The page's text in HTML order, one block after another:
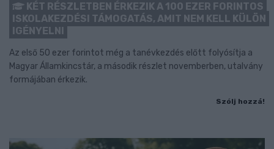
KÉT RÉSZLETBEN ÉRKEZIK A 100 EZER FORINTOS
ISKOLAKEZDÉSI TÁMOGATÁS, AMIT NEM KELL KÜLÖN
IGÉNYELNI
Az első 50 ezer forintot még a tanévkezdés előtt folyósítja a
Magyar Államkincstár, a második részlet novemberben, utalvány
formájában érkezik.
Szólj hozzá!